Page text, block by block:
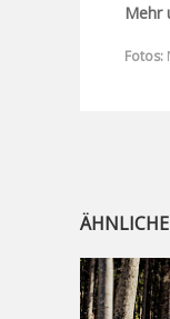
Mehr
Fotos: